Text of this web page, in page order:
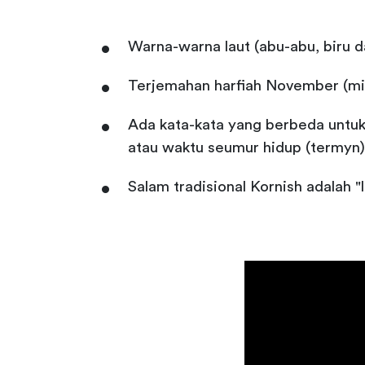
Warna-warna laut (abu-abu, biru
Terjemahan harfiah November
Ada kata-kata yang berbeda
atau waktu seumur hidup
Salam tradisional Kornish adalah